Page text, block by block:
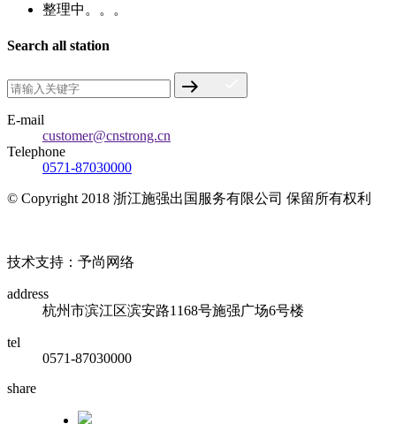
整理中。。。
Search all station
E-mail
customer@cnstrong.cn
Telephone
0571-87030000
© Copyright 2018 浙江施强出国服务有限公司 保留所有权利
技术支持：予尚网络
address
杭州市滨江区滨安路1168号施强广场6号楼
tel
0571-87030000
share